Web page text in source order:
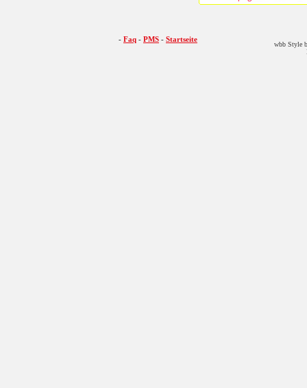
- Faq - PMS - Startseite
wbb Style